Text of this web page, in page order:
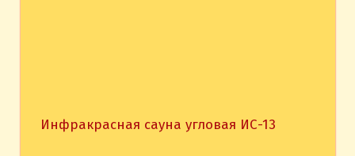
Инфракрасная сауна угловая ИС-13